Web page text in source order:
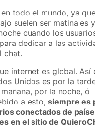
todo el mundo, ya
suelen ser matinales
cuando los
dedicar a las
chat.
internet es global. Así
Unidos es por la
por la noche, ó
a esto,siempre es
conectados de
en el sitio de